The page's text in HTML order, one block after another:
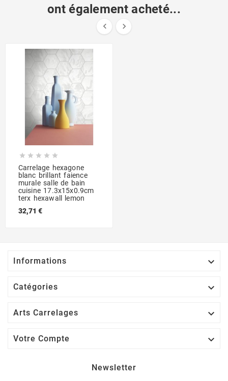
ont également acheté...
 
    
Carrelage hexagone
blanc brillant faience
murale salle de bain
cuisine 17.3x15x0.9cm
terx hexawall lemon
32,71 €
Informations 
Catégories 
Arts Carrelages 
Votre Compte 
Newsletter